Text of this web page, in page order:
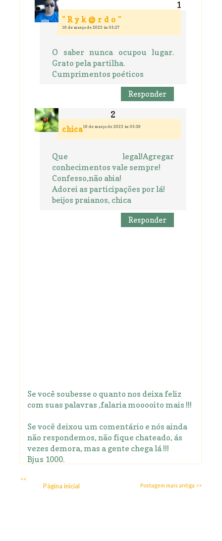
" R y k @ r d o "
16 de março de 2023 às 05:27
O saber nunca ocupou lugar.
Grato pela partilha.
Cumprimentos poéticos
Responder
chica16 de março de 2023 às 05:39
Que legal!Agregar
conhecimentos vale sempre!
Confesso,não abia!
Adorei as participações por lá!
beijos praianos, chica
Responder
Se você soubesse o quanto nos deixa feliz
com suas palavras ,falaria mooooito mais !!!
Se você deixou um comentário e nós ainda
não respondemos, não fique chateado, ás
vezes demora, mas a gente chega lá !!!
Bjus 1000.
<<
Postagem mais antiga >>
Página inicial